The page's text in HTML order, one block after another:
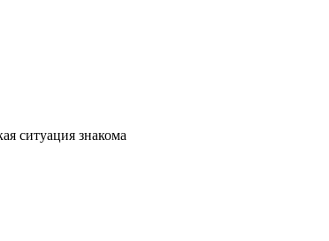
ситуация знакома